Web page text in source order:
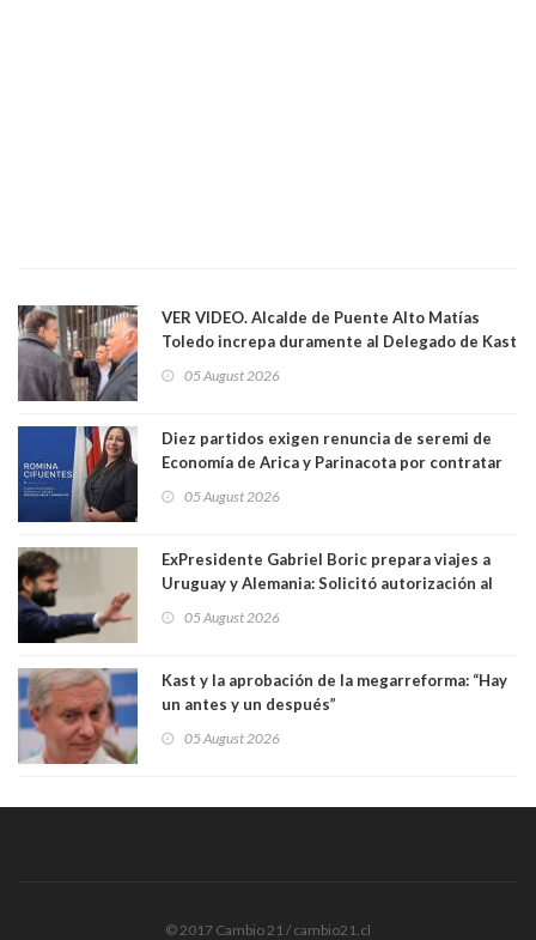
VER VIDEO. Alcalde de Puente Alto Matías
Toledo increpa duramente al Delegado de Kast
delegado nuevamente arrancando"
05 August 2026
Diez partidos exigen renuncia de seremi de
Economía de Arica y Parinacota por contratar
una militante de RN, detenida con 47 kilos de
05 August 2026
ExPresidente Gabriel Boric prepara viajes a
Uruguay y Alemania: Solicitó autorización al
05 August 2026
Kast y la aprobación de la megarreforma: “Hay
un antes y un después”
05 August 2026
© 2017 Cambio 21 / cambio21.cl